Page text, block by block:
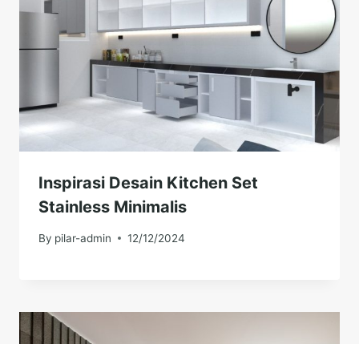
Inspirasi Desain Kitchen Set
Stainless Minimalis
By pilar-admin 12/12/2024